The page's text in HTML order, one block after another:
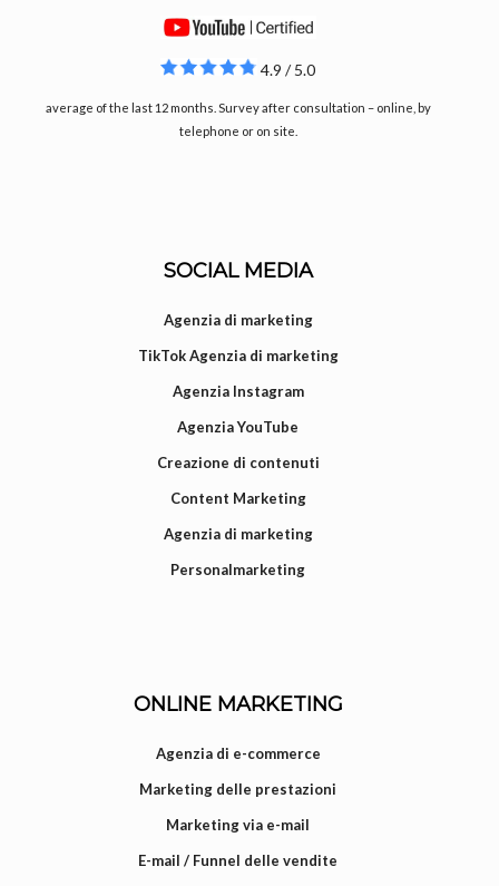
4.9 / 5.0
average of the last 12 months. Survey after consultation – online, by
telephone or on site.
SOCIAL MEDIA
Agenzia di marketing
TikTok Agenzia di marketing
Agenzia Instagram
Agenzia YouTube
Creazione di contenuti
Content Marketing
Agenzia di marketing
Personalmarketing
ONLINE MARKETING
Agenzia di e-commerce
Marketing delle prestazioni
Marketing via e-mail
E-mail / Funnel delle vendite